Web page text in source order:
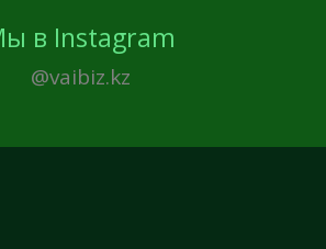
в Instagram
@vaibiz.kz